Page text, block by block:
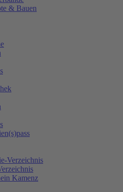
& Bauen
Verzeichnis
Kamenz